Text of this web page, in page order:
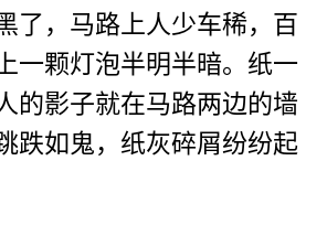
了，马路上人少车稀，百
一颗灯泡半明半暗。纸一
的影子就在马路两边的墙
跌如鬼，纸灰碎屑纷纷起